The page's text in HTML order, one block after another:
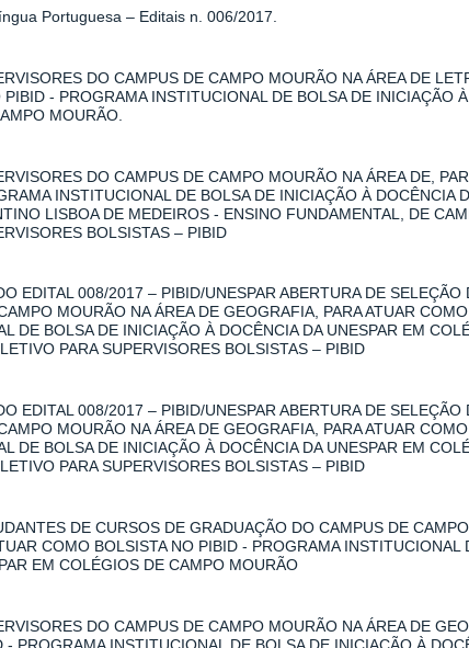
Portuguesa – Editais n. 006/2017.
DO CAMPUS DE CAMPO MOURÃO NA ÁREA DE
PIBID - PROGRAMA INSTITUCIONAL DE BOLSA DE INICIAÇÃO
MOURÃO.
DO CAMPUS DE CAMPO MOURÃO NA ÁREA DE,
INSTITUCIONAL DE BOLSA DE INICIAÇÃO À DOCÊNCIA
LISBOA DE MEDEIROS - ENSINO FUNDAMENTAL, DE
BOLSISTAS – PIBID
EDITAL 008/2017 – PIBID/UNESPAR ABERTURA DE SELEÇÃO
MOURÃO NA ÁREA DE GEOGRAFIA, PARA ATUAR
DE BOLSA DE INICIAÇÃO À DOCÊNCIA DA UNESPAR EM
PARA SUPERVISORES BOLSISTAS – PIBID
EDITAL 008/2017 – PIBID/UNESPAR ABERTURA DE SELEÇÃO
MOURÃO NA ÁREA DE GEOGRAFIA, PARA ATUAR
DE BOLSA DE INICIAÇÃO À DOCÊNCIA DA UNESPAR EM
PARA SUPERVISORES BOLSISTAS – PIBID
DE CURSOS DE GRADUAÇÃO DO CAMPUS DE
COMO BOLSISTA NO PIBID - PROGRAMA INSTITUCIONAL
EM COLÉGIOS DE CAMPO MOURÃO
DO CAMPUS DE CAMPO MOURÃO NA ÁREA DE
PROGRAMA INSTITUCIONAL DE BOLSA DE INICIAÇÃO À